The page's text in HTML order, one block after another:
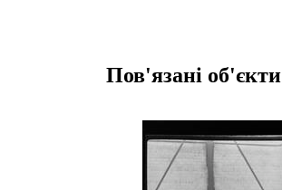
Пов'язані об'єкти